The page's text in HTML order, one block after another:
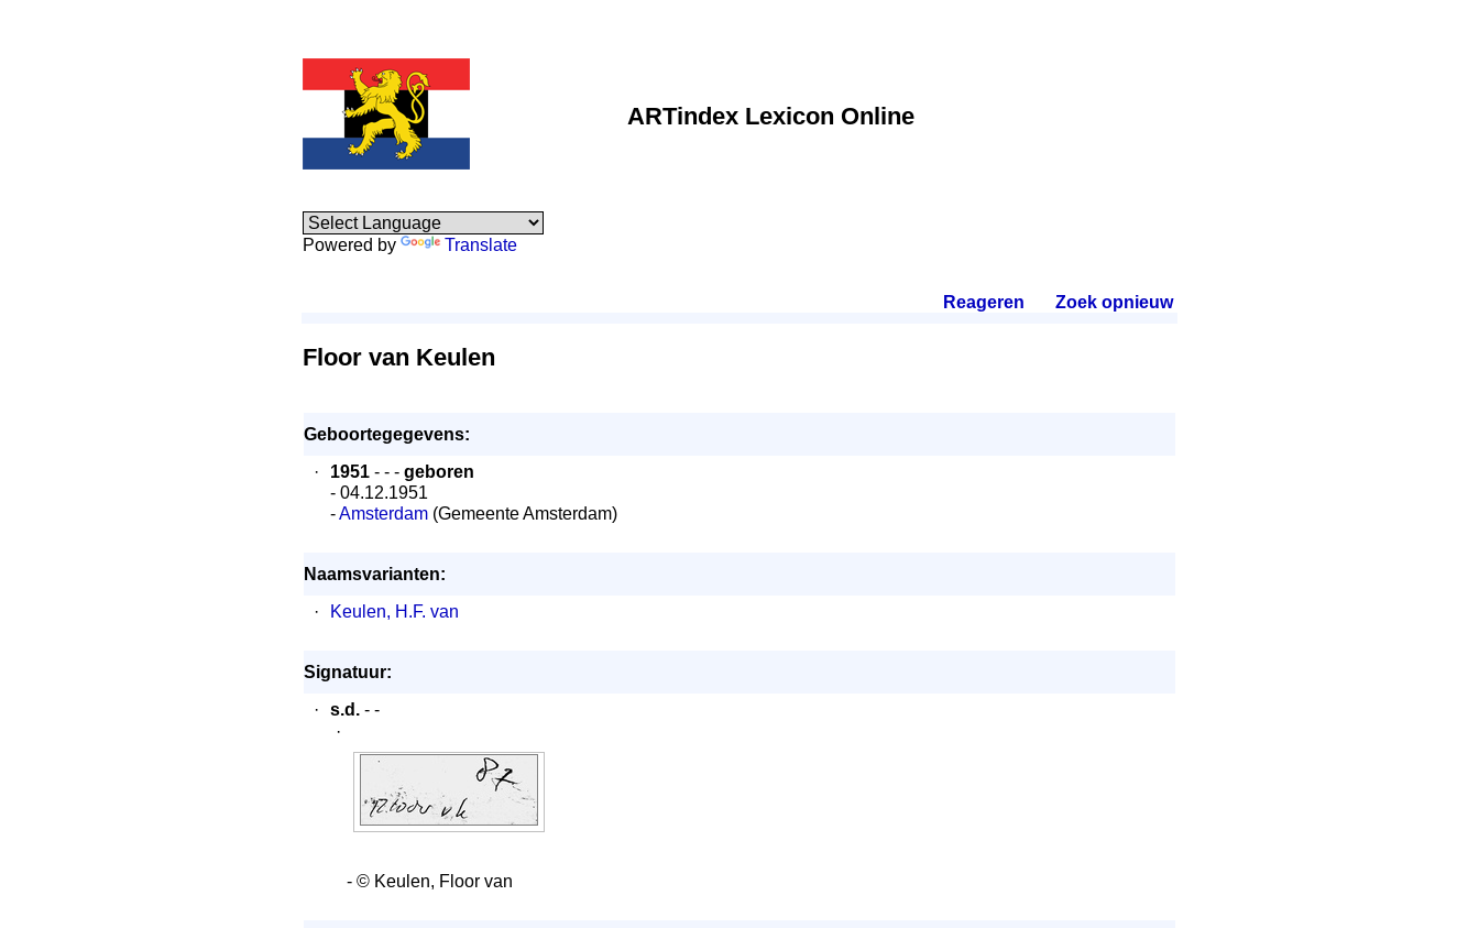
ARTindex Lexicon Online
Powered by Translate
Reageren Zoek opnieuw.
Floor van Keulen
Geboortegegevens:
·
1951 - - - geboren
- 04.12.1951
-Amsterdam (Gemeente Amsterdam)
Naamsvarianten:
·
Keulen, H.F. van
Signatuur:
·
s.d. - -
·
- © Keulen, Floor van